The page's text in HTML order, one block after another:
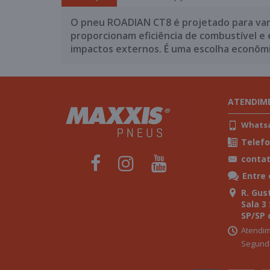
O pneu ROADIAN CT8 é projetado para
proporcionam eficiência de combustível
impactos externos. É uma escolha
Entre
R.
Sala
SP/SP